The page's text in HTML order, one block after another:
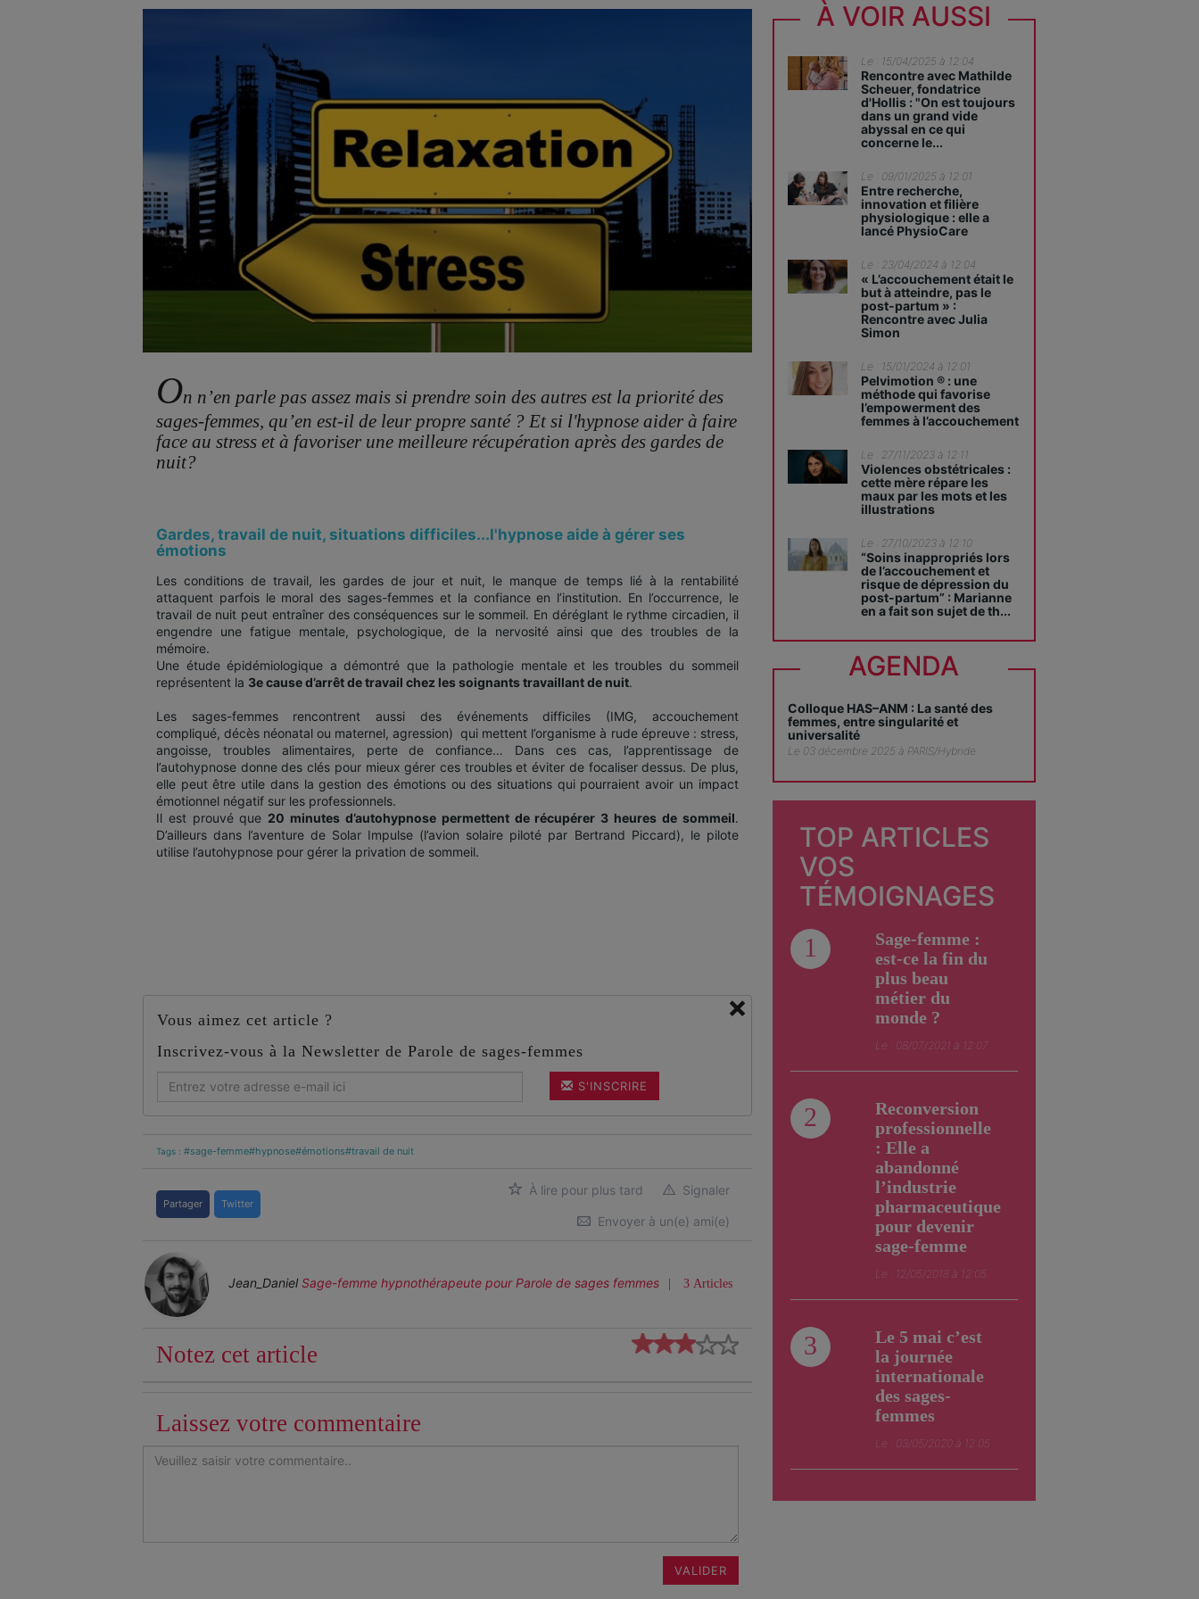
On n’en parle pas assez mais si prendre soin des autres est la priorité des
sages-femmes, qu’en est-il de leur propre santé ? Et si l'hypnose aider à faire
face au stress et à favoriser une meilleure récupération après des gardes de
nuit?
Gardes, travail de nuit, situations difficiles...l'hypnose aide à gérer ses
émotions
Les conditions de travail, les gardes de jour et nuit, le manque de temps lié à la rentabilité
attaquent parfois le moral des sages-femmes et la confiance en l’institution. En l’occurrence, le
travail de nuit peut entraîner des conséquences sur le sommeil. En déréglant le rythme circadien, il
engendre une fatigue mentale, psychologique, de la nervosité ainsi que des troubles de la
mémoire.
Une étude épidémiologique a démontré que la pathologie mentale et les troubles du sommeil
représentent la 3e cause d’arrêt de travail chez les soignants travaillant de nuit.
Les sages-femmes rencontrent aussi des événements difficiles (IMG, accouchement
compliqué, décès néonatal ou maternel, agression) qui mettent l’organisme à rude épreuve : stress,
angoisse, troubles alimentaires, perte de confiance… Dans ces cas, l’apprentissage de
l’autohypnose donne des clés pour mieux gérer ces troubles et éviter de focaliser dessus. De plus,
elle peut être utile dans la gestion des émotions ou des situations qui pourraient avoir un impact
émotionnel négatif sur les professionnels.
Il est prouvé que 20 minutes d’autohypnose permettent de récupérer 3 heures de sommeil.
D’ailleurs dans l’aventure de Solar Impulse (l’avion solaire piloté par Bertrand Piccard), le pilote
utilise l’autohypnose pour gérer la privation de sommeil.
×
Vous aimez cet article ?
Inscrivez-vous à la Newsletter de Parole de sages-femmes
S'INSCRIRE
Tags : #sage-femme#hypnose#émotions#travail de nuit
Partager Twitter
Signaler
À lire pour plus tard
Envoyer à un(e) ami(e)
Jean_Daniel Sage-femme hypnothérapeute pour Parole de sages femmes 3 Articles
Notez cet article
Laissez votre commentaire
VALIDER
À VOIR AUSSI
Le : 15/04/2025 à 12:04
Rencontre avec Mathilde
Scheuer, fondatrice
d'Hollis : "On est toujours
dans un grand vide
abyssal en ce qui
concerne le...
Le : 09/01/2025 à 12:01
Entre recherche,
innovation et filière
physiologique : elle a
lancé PhysioCare
Le : 23/04/2024 à 12:04
« L’accouchement était le
but à atteindre, pas le
post-partum » :
Rencontre avec Julia
Simon
Le : 15/01/2024 à 12:01
Pelvimotion ® : une
méthode qui favorise
l’empowerment des
femmes à l’accouchement
Le : 27/11/2023 à 12:11
Violences obstétricales :
cette mère répare les
maux par les mots et les
illustrations
Le : 27/10/2023 à 12:10
“Soins inappropriés lors
de l’accouchement et
risque de dépression du
post-partum” : Marianne
en a fait son sujet de th...
AGENDA
Colloque HAS–ANM : La santé des
femmes, entre singularité et
universalité
Le 03 décembre 2025 à PARIS/Hybride
TOP ARTICLES
VOS
TÉMOIGNAGES
1
Sage-femme :
est-ce la fin du
plus beau
métier du
monde ?
Le : 08/07/2021 à 12:07
2
Reconversion
professionnelle
: Elle a
abandonné
l’industrie
pharmaceutique
pour devenir
sage-femme
Le : 12/05/2018 à 12:05
3
Le 5 mai c’est
la journée
internationale
des sages-
femmes
Le : 03/05/2020 à 12:05